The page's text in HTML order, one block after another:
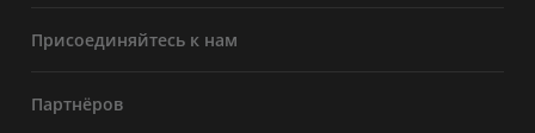
Присоединяйтесь к нам
Партнёров